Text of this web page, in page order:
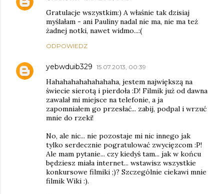
Gratulacje wszystkim:) A właśnie tak dzisiaj
myślałam - ani Pauliny nadal nie ma, nie ma też
żadnej notki, nawet widmo...:(
ODPOWIEDZ
yebwduib329 15.07.2013, 00:39
Hahahahahahahahaha, jestem największą na
świecie sierotą i pierdoła :D! Filmik już od dawna
zawalał mi miejsce na telefonie, a ja
zapomniałem go przesłać... zabij, podpal i wrzuć
mnie do rzeki!
No, ale nic... nie pozostaje mi nic innego jak
tylko serdecznie pogratulować zwycięzcom :P!
Ale mam pytanie... czy kiedyś tam... jak w końcu
będziesz miała internet... wstawisz wszystkie
konkursowe filmiki ;)? Szczególnie ciekawi mnie
filmik Wiki :).